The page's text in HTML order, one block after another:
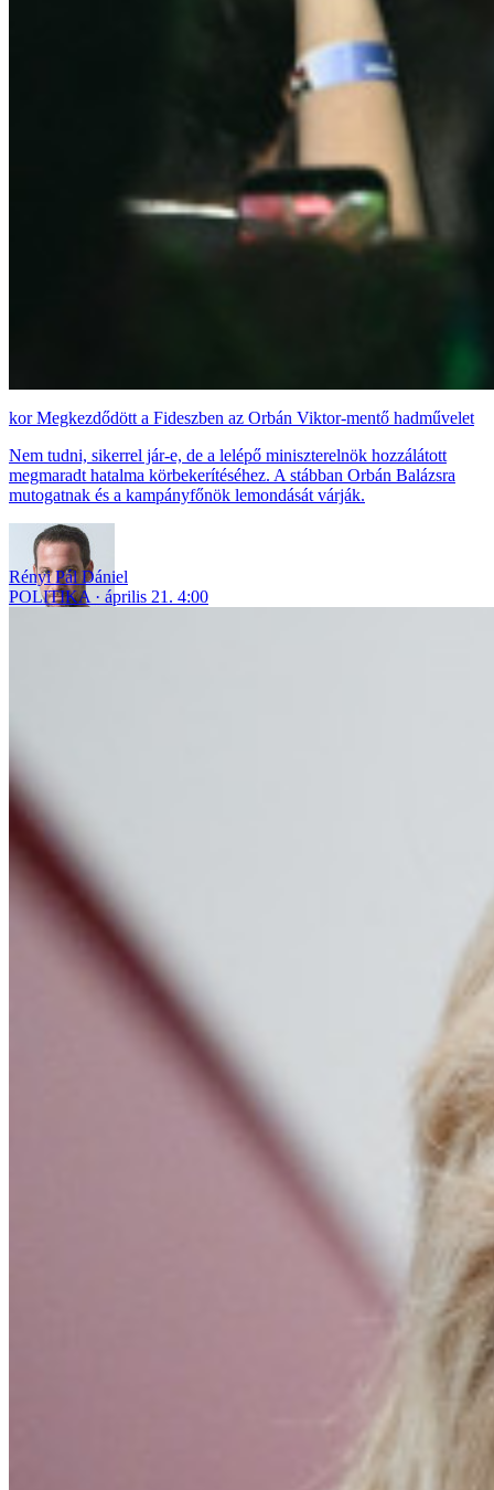
Megkezdődött a Fideszben az Orbán Viktor-mentő hadművelet
Nem tudni, sikerrel jár-e, de a lelépő miniszterelnök hozzálátott
megmaradt hatalma körbekerítéséhez. A stábban Orbán Balázsra
mutogatnak és a kampányfőnök lemondását várják.
Rényi Pál Dániel
POLITIKA
április 21. 4:00